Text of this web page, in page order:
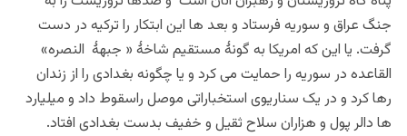
جنگ عراق و سوریه فرستاد و بعد ها این ابتکار را ترکیه در دست
گرفت. یا این که امریکا به گونۀ مستقیم شاخۀ « جبهۀ النصره»
القاعده در سوریه را حمایت می کرد و یا چگونه بغدادی را از زندان
رها کرد و در یک سناریوی استخباراتی موصل راسقوط داد و میلیارد
ها دالر پول و هزاران سلاح ثقیل و خفیف بدست بغدادی افتاد.